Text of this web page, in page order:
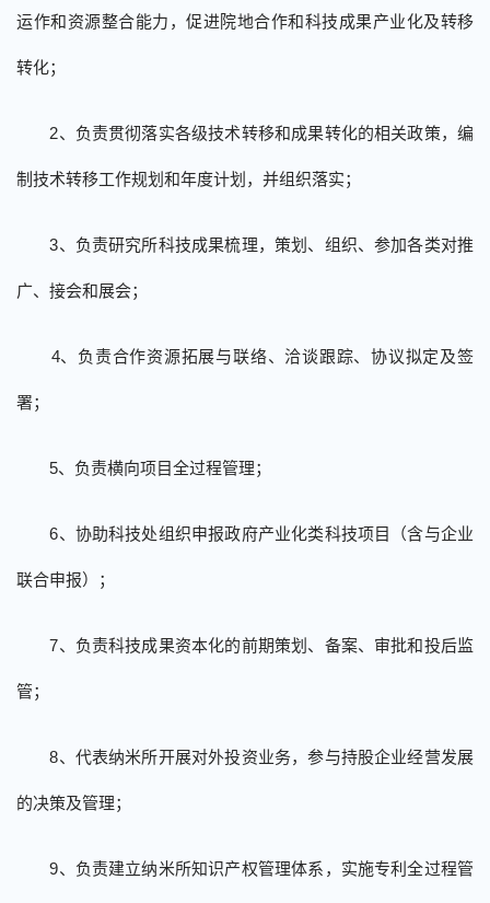
运作和资源整合能力，促进院地合作和科技成果产业化及转移
转化；
2、负责贯彻落实各级技术转移和成果转化的相关政策，编
制技术转移工作规划和年度计划，并组织落实；
3、负责研究所科技成果梳理，策划、组织、参加各类对推
广、接会和展会；
4、负责合作资源拓展与联络、 洽谈跟踪、协议拟定及签
署；
5、负责横向项目全过程管理；
6、协助科技处组织申报政府产业化类科技项目（含与企业
联合申报）；
7、负责科技成果资本化的前期策划、备案、审批和投后监
管；
8、代表纳米所开展对外投资业务，参与持股企业经营发展
的决策及管理；
9、负责建立纳米所知识产权管理体系，实施专利全过程管